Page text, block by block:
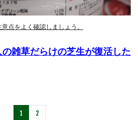
点をよく確認しましょう。
の雑草だらけの芝生が復活した
1 2